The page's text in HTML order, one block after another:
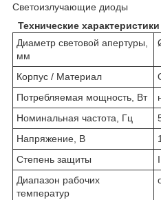
Светоизлучающие диоды
Технические характеристики
Диаметр световой апертуры,
мм
Корпус / Материал
Потребляемая мощность, Вт
Номинальная частота, Гц
Напряжение, В
Степень защиты
Диапазон рабочих
температур